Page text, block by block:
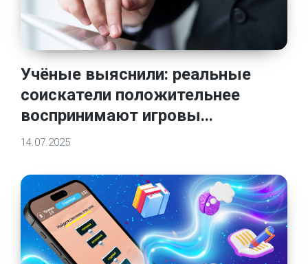
Учёные выяснили: реальные
соискатели положительнее
воспринимают игровы...
14.07.2025